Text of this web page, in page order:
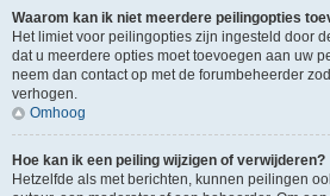
Waarom kan ik niet meerdere peilingopties
Het limiet voor peilingopties zijn ingesteld door
dat u meerdere opties moet toevoegen aan uw
neem dan contact op met de forumbeheerder
verhogen.
Omhoog
Hoe kan ik een peiling wijzigen of verwijderen?
Hetzelfde als met berichten, kunnen peilingen